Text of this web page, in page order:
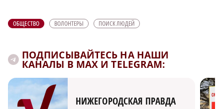
ОБЩЕСТВО ВОЛОНТЕРЫ ПОИСК ЛЮДЕЙ
ПОДПИСЫВАЙТЕСЬ НА НАШИ
КАНАЛЫ В MAX И TELEGRAM:
НИЖЕГОРОДСКАЯ ПРАВДА